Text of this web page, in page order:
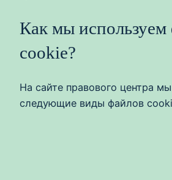
Как мы
cookie?
На сайте правового центра
следующие виды файлов